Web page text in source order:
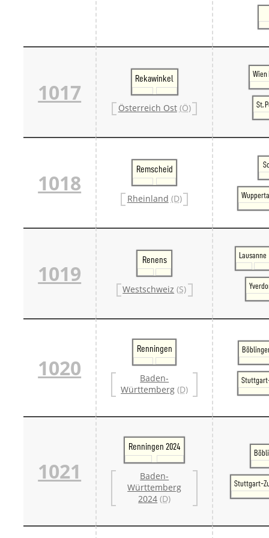
1017
Rekawinkel
Österreich Ost (Ö) St.
1018
Remscheid
Rheinland (D)
1019
Renens
Westschweiz (S)
Lausanne
1020
Renningen
Baden-
Württemberg (D)
1021
Renningen 2024
Baden-
Württemberg
2024 (D)
Stuttgart-